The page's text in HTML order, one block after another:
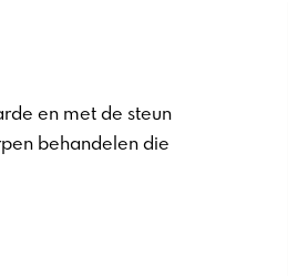
en met de steun
behandelen die